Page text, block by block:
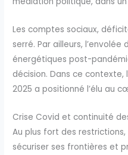
Les comptes sociaux,
serré. Par ailleurs,
énergétiques post-
décision. Dans ce
2025 a positionné l’élu au
Crise Covid et continuité
Au plus fort des
sécuriser ses frontières et